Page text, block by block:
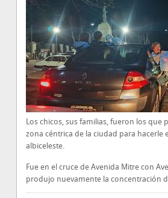
Los chicos, sus familias, fueron los
zona céntrica de la ciudad para
albiceleste.
Fue en el cruce de Avenida Mitre con
produjo nuevamente la concentración